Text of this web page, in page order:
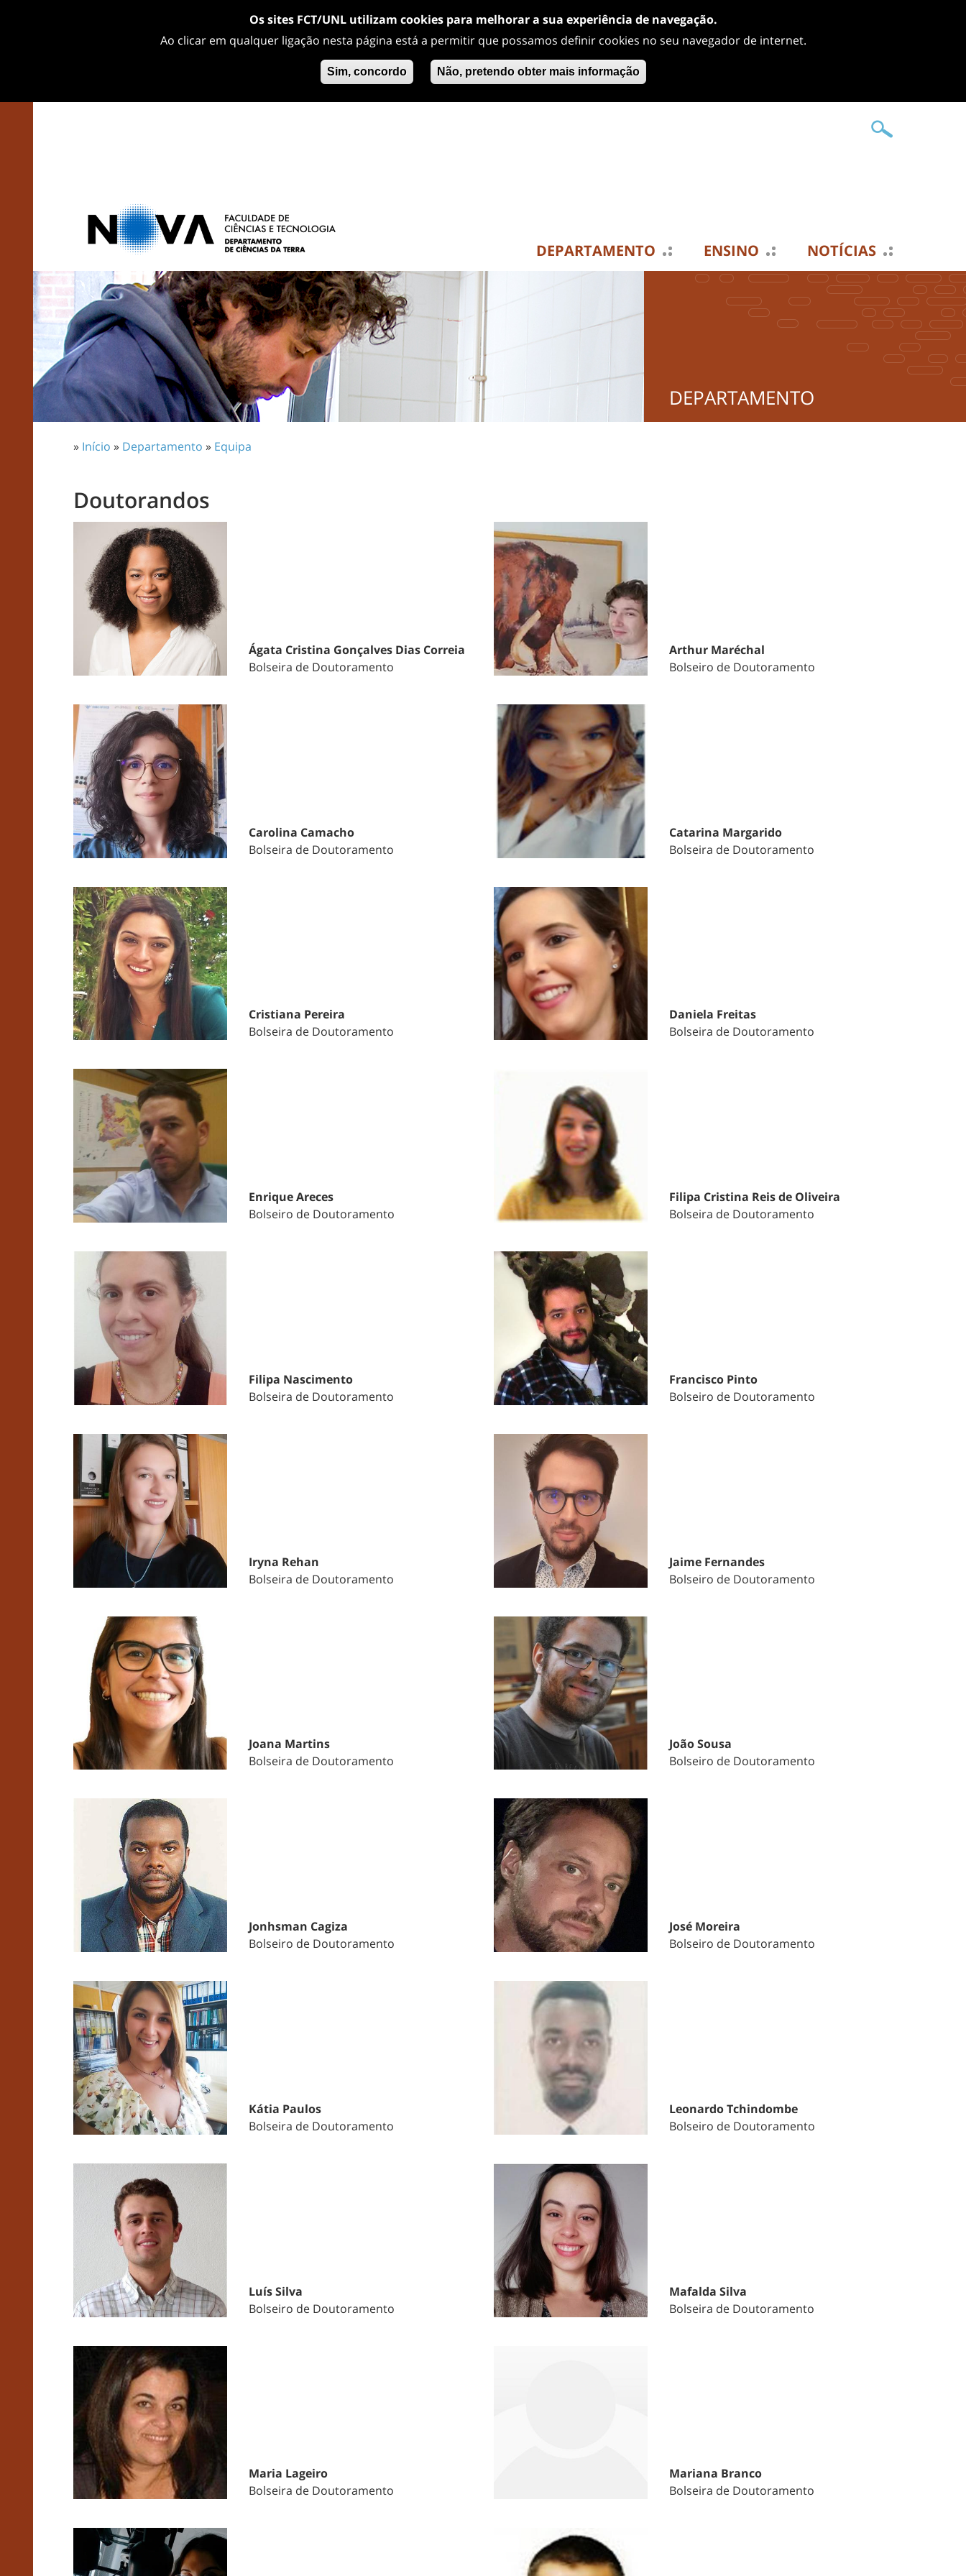
Os sites FCT/UNL utilizam cookies para melhorar a sua experiência de navegação.
Ao clicar em qualquer ligação nesta página está a permitir que possamos definir cookies no seu navegador de internet.
Sim, concordo Não, pretendo obter mais informação
DEPARTAMENTO ENSINO NOTÍCIAS
DEPARTAMENTO
» Início » Departamento » Equipa
Doutorandos
Ágata Cristina Gonçalves Dias Correia
Bolseira de Doutoramento
Arthur Maréchal
Bolseiro de Doutoramento
Carolina Camacho
Bolseira de Doutoramento
Catarina Margarido
Bolseira de Doutoramento
Cristiana Pereira
Bolseira de Doutoramento
Daniela Freitas
Bolseira de Doutoramento
Enrique Areces
Bolseiro de Doutoramento
Filipa Cristina Reis de Oliveira
Bolseira de Doutoramento
Filipa Nascimento
Bolseira de Doutoramento
Francisco Pinto
Bolseiro de Doutoramento
Iryna Rehan
Bolseira de Doutoramento
Jaime Fernandes
Bolseiro de Doutoramento
Joana Martins
Bolseira de Doutoramento
João Sousa
Bolseiro de Doutoramento
Jonhsman Cagiza
Bolseiro de Doutoramento
José Moreira
Bolseiro de Doutoramento
Kátia Paulos
Bolseira de Doutoramento
Leonardo Tchindombe
Bolseiro de Doutoramento
Luís Silva
Bolseiro de Doutoramento
Mafalda Silva
Bolseira de Doutoramento
Maria Lageiro
Bolseira de Doutoramento
Mariana Branco
Bolseira de Doutoramento